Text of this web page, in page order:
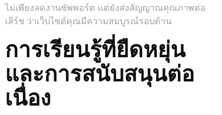
ไม่เพียงลดงานซัพพอร์ต แต่ยังส่งสัญญาณคุณภาพต่อ
เสิร์ช ว่าเว็บไซต์คุณมีความสมบูรณ์รอบด้าน
การเรียนรู้ที่ยืดหยุ่น
และการสนับสนุนต่อ
เนื่อง